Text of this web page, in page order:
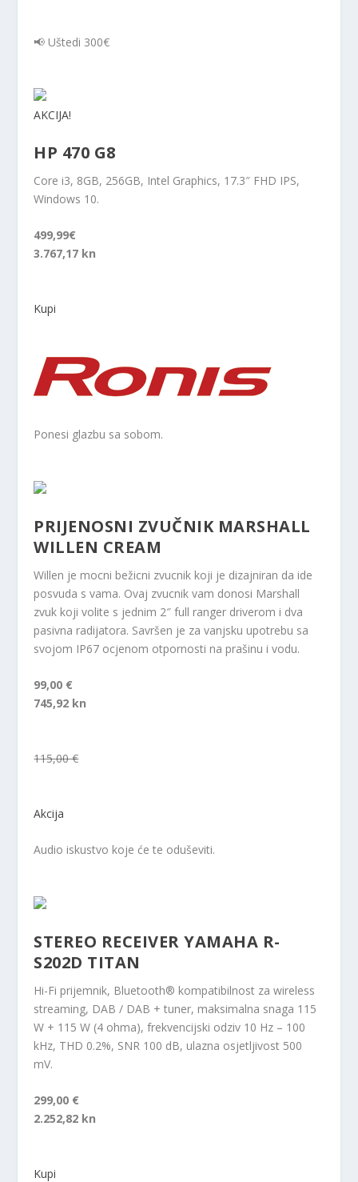
📢 Uštedi 300€
AKCIJA!
HP 470 G8
Core i3, 8GB, 256GB, Intel Graphics, 17.3″ FHD IPS,
Windows 10.
499,99€
3.767,17 kn
Kupi
Ponesi glazbu sa sobom.
PRIJENOSNI ZVUČNIK MARSHALL
WILLEN CREAM
Willen je mocni bežicni zvucnik koji je dizajniran da ide
posvuda s vama. Ovaj zvucnik vam donosi Marshall
zvuk koji volite s jednim 2″ full ranger driverom i dva
pasivna radijatora. Savršen je za vanjsku upotrebu sa
svojom IP67 ocjenom otpornosti na prašinu i vodu.
99,00 €
745,92 kn
115,00 €
Akcija
Audio iskustvo koje će te oduševiti.
STEREO RECEIVER YAMAHA R-
S202D TITAN
Hi-Fi prijemnik, Bluetooth® kompatibilnost za wireless
streaming, DAB / DAB + tuner, maksimalna snaga 115
W + 115 W (4 ohma), frekvencijski odziv 10 Hz – 100
kHz, THD 0.2%, SNR 100 dB, ulazna osjetljivost 500
mV.
299,00 €
2.252,82 kn
Kupi